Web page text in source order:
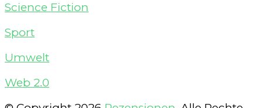
Science Fiction
Sport
Umwelt
Web 2.0